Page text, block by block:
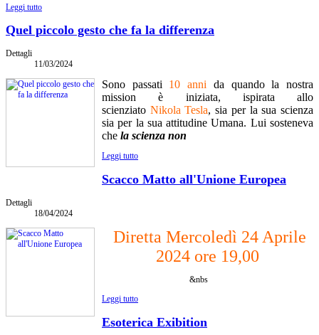
Leggi tutto
Quel piccolo gesto che fa la differenza
Dettagli
11/03/2024
Sono passati 10 anni da quando la nostra
mission è iniziata, ispirata allo
scienziato Nikola Tesla, sia per la sua scienza
sia per la sua attitudine Umana. Lui sosteneva
che la scienza non
Leggi tutto
Scacco Matto all'Unione Europea
Dettagli
18/04/2024
Diretta Mercoledì 24 Aprile
2024 ore 19,00
&nbs
Leggi tutto
Esoterica Exibition